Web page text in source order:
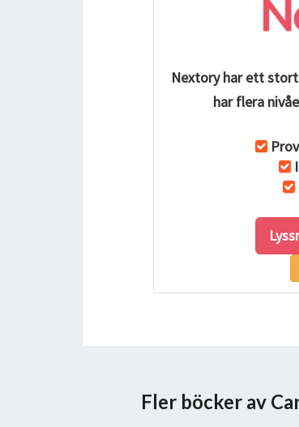
Nextory har ett
har flera
Fler böcker av